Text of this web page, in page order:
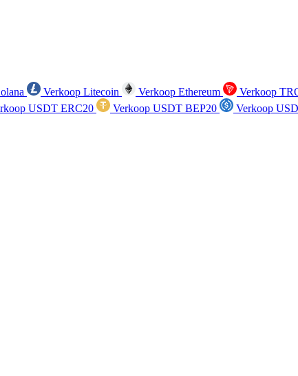
Verkoop Litecoin Verkoop Ethereum
Verkoop
USDT ERC20 Verkoop USDT BEP20 Verkoop